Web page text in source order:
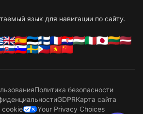
язык для навигации по сайту.
Политика безопасности
GDPRКарта сайта
cookie
Your Privacy Choices